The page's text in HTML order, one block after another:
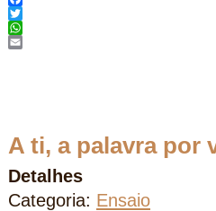
Facebook
Twitter
WhatsApp
A ti, a palavra por
Detalhes
Categoria: Ensaio